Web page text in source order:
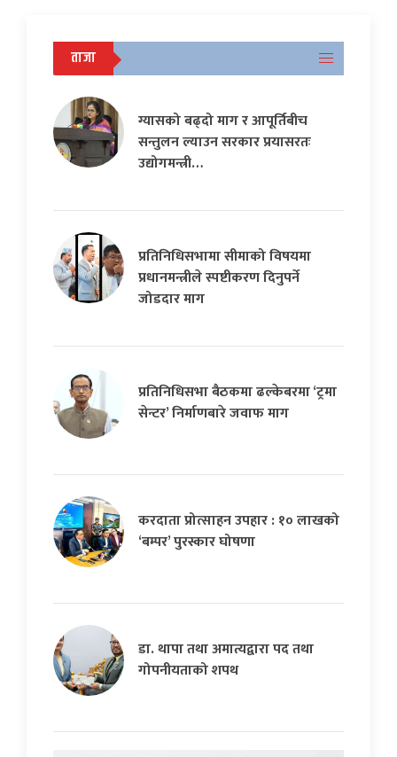
ताजा
ग्यासको बढ्दो माग र आपूर्तिबीच
सन्तुलन ल्याउन सरकार प्रयासरतः
उद्योगमन्त्री…
प्रतिनिधिसभामा सीमाको विषयमा
प्रधानमन्त्रीले स्पष्टीकरण दिनुपर्ने
जोडदार माग
प्रतिनिधिसभा बैठकमा ढल्केबरमा ‘ट्रमा
सेन्टर’ निर्माणबारे जवाफ माग
करदाता प्रोत्साहन उपहार : १० लाखको
‘बम्पर’ पुरस्कार घोषणा
डा. थापा तथा अमात्यद्वारा पद तथा
गोपनीयताको शपथ